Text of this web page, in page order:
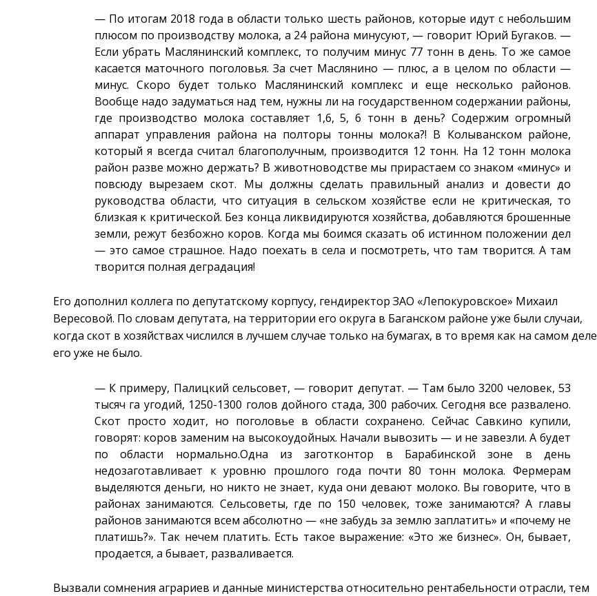
— По итогам 2018 года в области только шесть районов, которые идут с небольшим
плюсом по производству молока, а 24 района минусуют, — говорит Юрий Бугаков. —
Если убрать Маслянинский комплекс, то получим минус 77 тонн в день. То же самое
касается маточного поголовья. За счет Маслянино — плюс, а в целом по области —
минус. Скоро будет только Маслянинский комплекс и еще несколько районов.
Вообще надо задуматься над тем, нужны ли на государственном содержании районы,
где производство молока составляет 1,6, 5, 6 тонн в день? Содержим огромный
аппарат управления района на полторы тонны молока?! В Колыванском районе,
который я всегда считал благополучным, производится 12 тонн. На 12 тонн молока
район разве можно держать? В животноводстве мы прирастаем со знаком «минус» и
повсюду вырезаем скот. Мы должны сделать правильный анализ и довести до
руководства области, что ситуация в сельском хозяйстве если не критическая, то
близкая к критической. Без конца ликвидируются хозяйства, добавляются брошенные
земли, режут безбожно коров. Когда мы боимся сказать об истинном положении дел
— это самое страшное. Надо поехать в села и посмотреть, что там творится. А там
творится полная деградация!
Его дополнил коллега по депутатскому корпусу, гендиректор ЗАО «Лепокуровское» Михаил
Вересовой. По словам депутата, на территории его округа в Баганском районе уже были случаи,
когда скот в хозяйствах числился в лучшем случае только на бумагах, в то время как на самом деле
его уже не было.
— К примеру, Палицкий сельсовет, — говорит депутат. — Там было 3200 человек, 53
тысяч га угодий, 1250-1300 голов дойного стада, 300 рабочих. Сегодня все развалено.
Скот просто ходит, но поголовье в области сохранено. Сейчас Савкино купили,
говорят: коров заменим на высокоудойных. Начали вывозить — и не завезли. А будет
по области нормально.Одна из заготконтор в Барабинской зоне в день
недозаготавливает к уровню прошлого года почти 80 тонн молока. Фермерам
выделяются деньги, но никто не знает, куда они девают молоко. Вы говорите, что в
районах занимаются. Сельсоветы, где по 150 человек, тоже занимаются? А главы
районов занимаются всем абсолютно — «не забудь за землю заплатить» и «почему не
платишь?». Так нечем платить. Есть такое выражение: «Это же бизнес». Он, бывает,
продается, а бывает, разваливается.
Вызвали сомнения аграриев и данные министерства относительно рентабельности отрасли, тем